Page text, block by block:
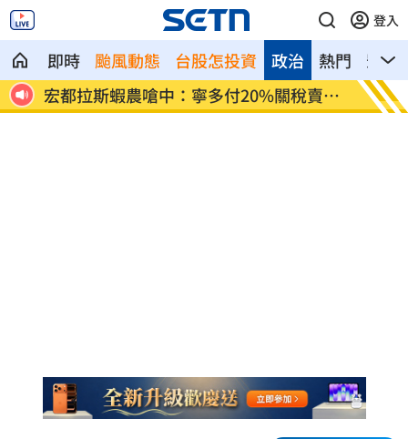
登入
即時 颱風動態 台股怎投資 熱門 影音
政治
台
當年日本捐我AZ秘辛！他牽線揭專為台生
產
白海